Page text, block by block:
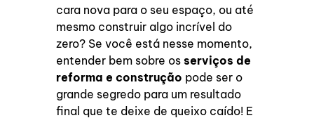
cara nova para o seu espaço, ou até
mesmo construir algo incrível do
zero? Se você está nesse momento,
entender bem sobre osserviços de
reforma e construção pode ser o
grande segredo para um resultado
final que te deixe de queixo caído! E